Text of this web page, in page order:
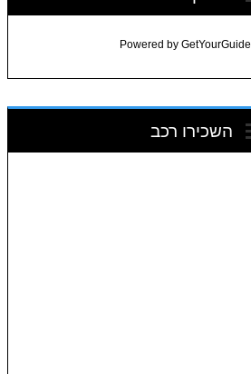
Powered by GetYourGuide
השכירו רכב